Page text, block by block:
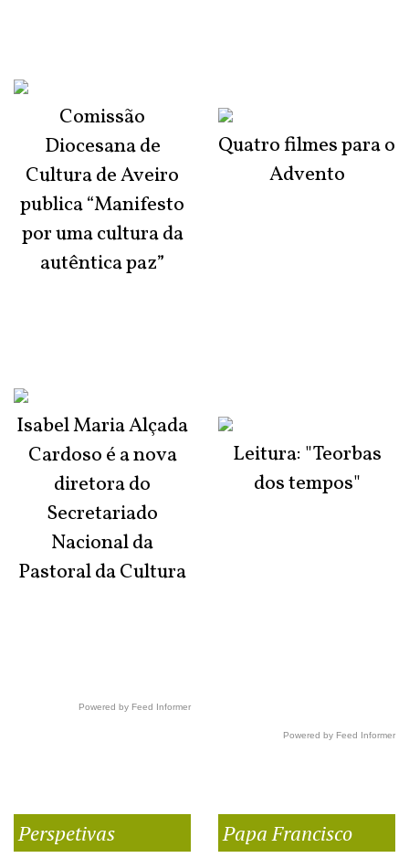
Comissão
Diocesana de
Cultura de Aveiro
publica “Manifesto
por uma cultura da
autêntica paz”
Isabel Maria Alçada
Cardoso é a nova
diretora do
Secretariado
Nacional da
Pastoral da Cultura
Powered by Feed Informer
Quatro filmes para o
Advento
Leitura: "Teorbas
dos tempos"
Powered by Feed Informer
Perspetivas Papa Francisco